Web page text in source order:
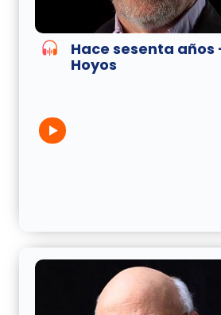
Hace sesenta años
Hoyos